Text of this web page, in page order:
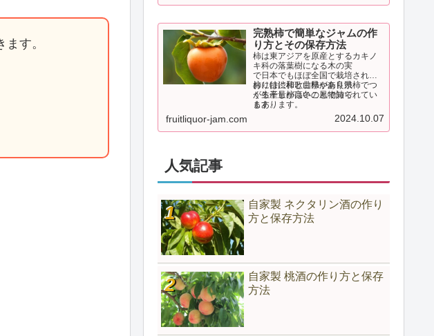
す。
ビタミンＣが含まれ古くか
ら疲労回復やのどに効く民間薬と
して重宝されてきました。
完熟柿で簡単なジャムの作
り方とその保存方法
柿は東アジアを原産とするカキノ
キ科の落葉樹になる木の実
で日本でもほぼ全国で栽培されて
おり特に和歌山県や奈良県
が生産量が高いことで知られてい
ます。
柿には渋柿と甘柿があり渋柿でつ
くる干し柿は冬の風物詩で
もあります。
fruitliquor-jam.com 2024.10.07
人気記事
自家製 ネクタリン酒の作り
方と保存方法
自家製 桃酒の作り方と保存
方法